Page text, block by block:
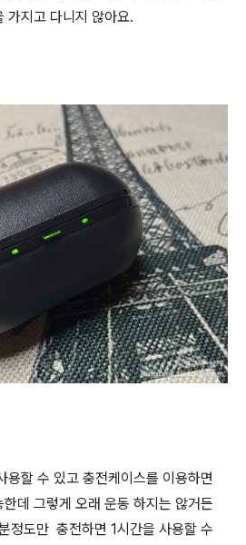
가지고 다니지 않아요.
할 수 있고 충전케이스를 이용하면
데 그렇게 오래 운동 하지는 않거든
정도만 충전하면 1시간을 사용할 수